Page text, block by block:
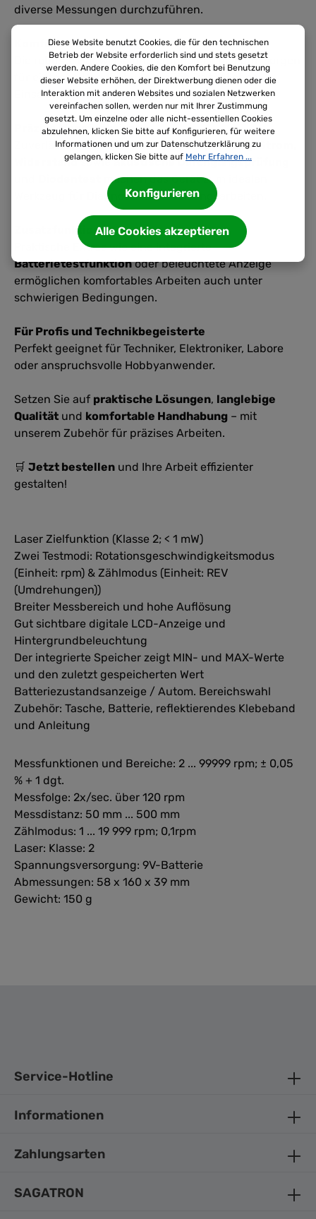
diverse Messungen durchzuführen.
Komfortables Handling
Die robuste Bauweise und ergonomische Form sorgen
für einfache Handhabung – auch im täglichen
Einsatz.
Präzise Messfunktionen
ZuverlässigeMessfunktionen für Spannung, Strom,
Widerstandsowieakustische Durchgangsprüfung
machen das Gerät zum idealen
Werkzeug für Diagnose- und Wartungsarbeiten.
Zusatzfunktionen
Praktische Extras wie eine integrierte
Batterietestfunktionoder beleuchtete Anzeige
ermöglichen komfortables Arbeiten auch unter
schwierigen Bedingungen.
Für Profis und Technikbegeisterte
Perfekt geeignet für Techniker, Elektroniker, Labore
oder anspruchsvolle Hobbyanwender.
Setzen Sie auf praktische Lösungen, langlebige
Qualität und komfortable Handhabung – mit
unserem Zubehör für präzises Arbeiten.
🛒 Jetzt bestellen und Ihre Arbeit effizienter
gestalten!
Laser Zielfunktion (Klasse 2; < 1 mW)
Zwei Testmodi: Rotationsgeschwindigkeitsmodus
(Einheit: rpm) & Zählmodus (Einheit: REV
(Umdrehungen))
Breiter Messbereich und hohe Auflösung
Gut sichtbare digitale LCD-Anzeige und
Hintergrundbeleuchtung
Der integrierte Speicher zeigt MIN- und MAX-Werte
und den zuletzt gespeicherten Wert
Batteriezustandsanzeige / Autom. Bereichswahl
Zubehör: Tasche, Batterie, reflektierendes Klebeband
und Anleitung
Messfunktionen und Bereiche: 2 ... 99999 rpm; ± 0,05
% + 1 dgt.
Messfolge: 2x/sec. über 120 rpm
Messdistanz: 50 mm ... 500 mm
Zählmodus: 1 ... 19 999 rpm; 0,1rpm
Laser: Klasse: 2
Spannungsversorgung: 9V-Batterie
Abmessungen: 58 x 160 x 39 mm
Gewicht: 150 g
SAGATRON
Service-Hotline
Informationen
Zahlungsarten
Diese Website benutzt Cookies, die für den technischen
Betrieb der Website erforderlich sind und stets gesetzt
werden. Andere Cookies, die den Komfort bei Benutzung
dieser Website erhöhen, der Direktwerbung dienen oder die
Interaktion mit anderen Websites und sozialen Netzwerken
vereinfachen sollen, werden nur mit Ihrer Zustimmung
gesetzt. Um einzelne oder alle nicht-essentiellen Cookies
abzulehnen, klicken Sie bitte auf Konfigurieren, für weitere
Informationen und um zur Datenschutzerklärung zu
gelangen, klicken Sie bitte auf Mehr Erfahren ...
Konfigurieren
Alle Cookies akzeptieren